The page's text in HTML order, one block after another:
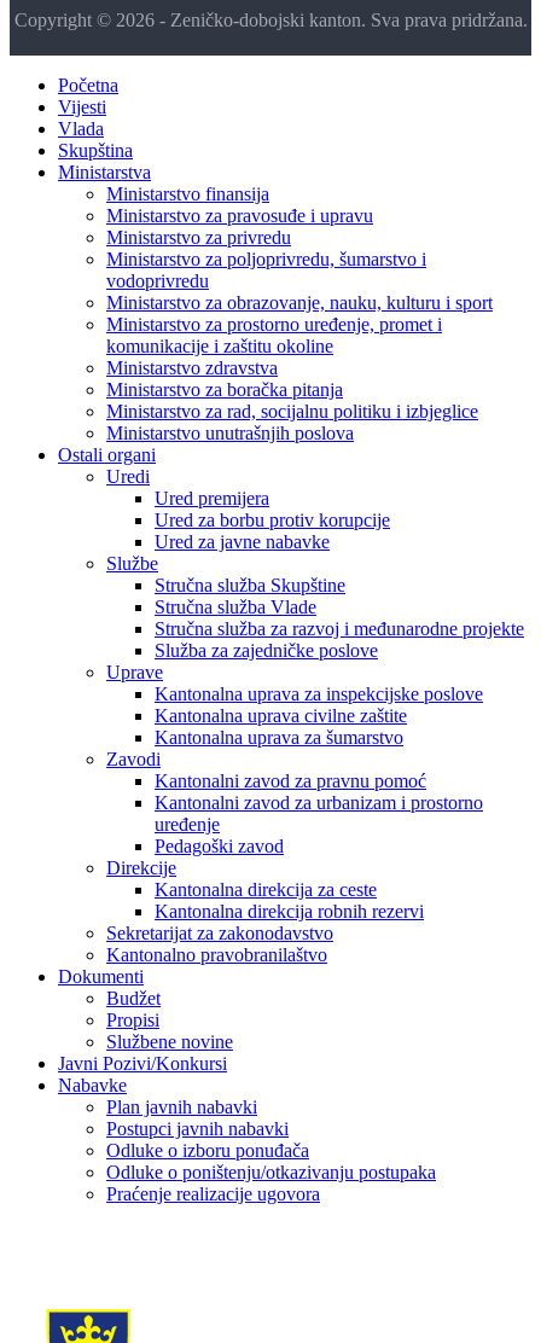
Copyright © 2026 - Zeničko-dobojski kanton. Sva prava pridržana.
Početna
Vijesti
Vlada
Skupština
Ministarstva
Ministarstvo finansija
Ministarstvo za pravosuđe i upravu
Ministarstvo za privredu
Ministarstvo za poljoprivredu, šumarstvo i
vodoprivredu
Ministarstvo za obrazovanje, nauku, kulturu i sport
Ministarstvo za prostorno uređenje, promet i
komunikacije i zaštitu okoline
Ministarstvo zdravstva
Ministarstvo za boračka pitanja
Ministarstvo za rad, socijalnu politiku i izbjeglice
Ministarstvo unutrašnjih poslova
Ostali organi
Uredi
Ured premijera
Ured za borbu protiv korupcije
Ured za javne nabavke
Službe
Stručna služba Skupštine
Stručna služba Vlade
Stručna služba za razvoj i međunarodne projekte
Služba za zajedničke poslove
Uprave
Kantonalna uprava za inspekcijske poslove
Kantonalna uprava civilne zaštite
Kantonalna uprava za šumarstvo
Zavodi
Kantonalni zavod za pravnu pomoć
Kantonalni zavod za urbanizam i prostorno
uređenje
Pedagoški zavod
Direkcije
Kantonalna direkcija za ceste
Kantonalna direkcija robnih rezervi
Sekretarijat za zakonodavstvo
Kantonalno pravobranilaštvo
Dokumenti
Budžet
Propisi
Službene novine
Javni Pozivi/Konkursi
Nabavke
Plan javnih nabavki
Postupci javnih nabavki
Odluke o izboru ponuđača
Odluke o poništenju/otkazivanju postupaka
Praćenje realizacije ugovora